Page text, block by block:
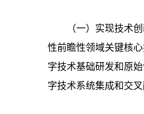
（一）实现技术
性前瞻性领域关键核
字技术基础研发和原
字技术系统集成和交叉